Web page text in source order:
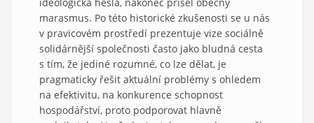
marasmus. Po této historické zkušenosti se u nás
v pravicovém prostředí prezentuje vize sociálně
solidárnější společnosti často jako bludná cesta
s tím, že jediné rozumné, co lze dělat, je
pragmaticky řešit aktuální problémy s ohledem
na efektivitu, na konkurence schopnost
hospodářství, proto podporovat hlavně